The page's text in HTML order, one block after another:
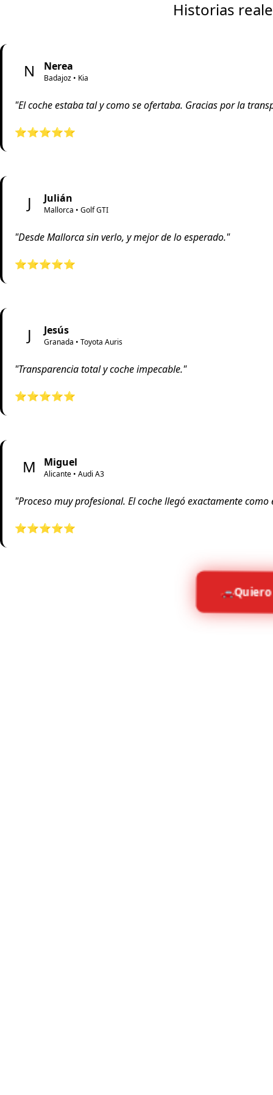
Historias
N Nerea
Badajoz • Kia
"El coche estaba tal y como se ofertaba. Gracias por la
⭐⭐⭐⭐⭐
J Julián
Mallorca • Golf GTI
"Desde Mallorca sin verlo, y mejor de lo esperado."
⭐⭐⭐⭐⭐
J Jesús
Granada • Toyota Auris
"Transparencia total y coche impecable."
⭐⭐⭐⭐⭐
M Miguel
Alicante • Audi A3
"Proceso muy profesional. El coche llegó exactamente como
⭐⭐⭐⭐⭐
🚗